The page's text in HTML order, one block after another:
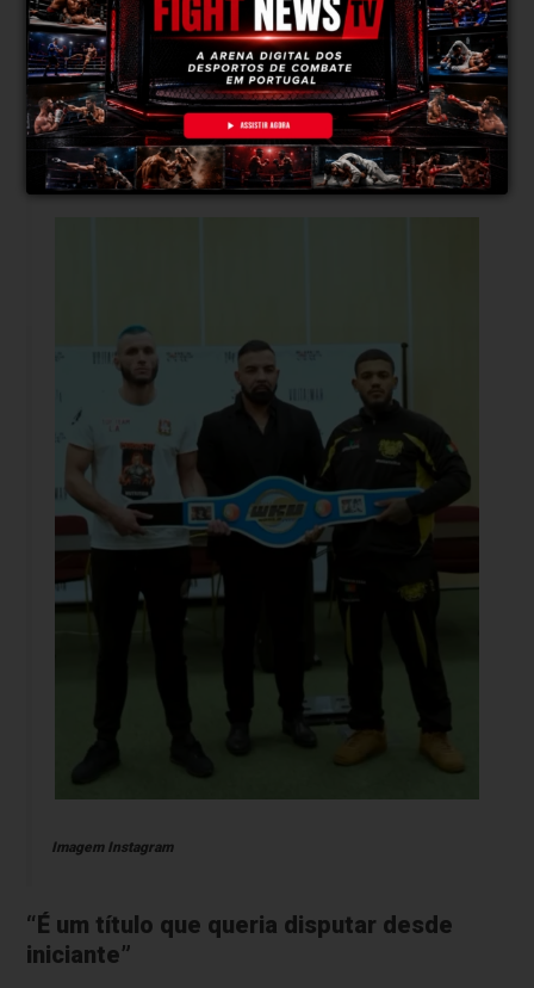
do grande nome, é um evento bastante
chamativo e que procura casar sempre bons
atletas, proporcionando grandes combates e,
consequentemente, grandes eventos.
Então lutar num lugar onde todos querem
estar é sempre gratificante.
Imagem Instagram
“É um título que queria disputar desde
iniciante”